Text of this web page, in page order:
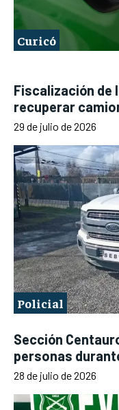
Curicó
Fiscalización de
recuperar
29 de julio de 2026
Policial
Sección
personas
28 de julio de 2026